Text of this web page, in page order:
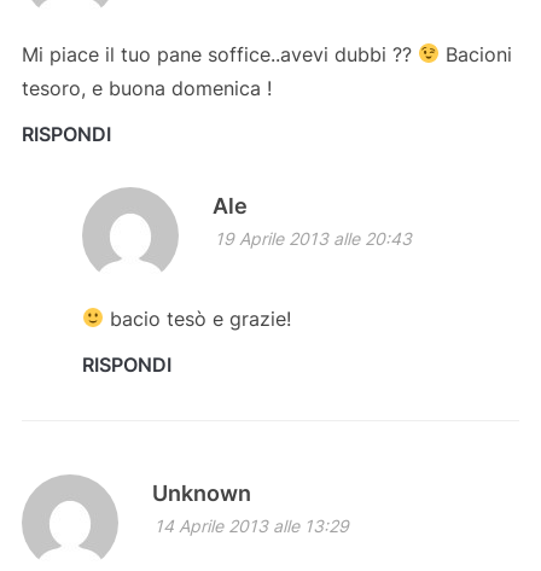
Mi piace il tuo pane soffice..avevi dubbi ??
Bacioni
tesoro, e buona domenica !
RISPONDI
Ale
19 Aprile 2013 alle 20:43
bacio tesò e grazie!
RISPONDI
Unknown
14 Aprile 2013 alle 13:29